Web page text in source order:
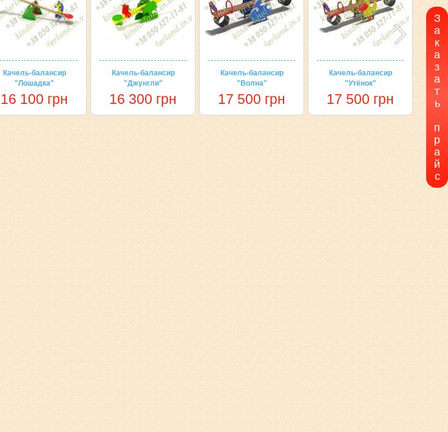
Качель-балансир
"Лошадка"
16 100 грн
Качель-балансир
"Джунгли"
16 300 грн
Качель-балансир
"Волна"
17 500 грн
Качель-балансир
"Утёнок"
17 500 грн
З
а
к
а
з
а
т
ь
п
р
а
й
с